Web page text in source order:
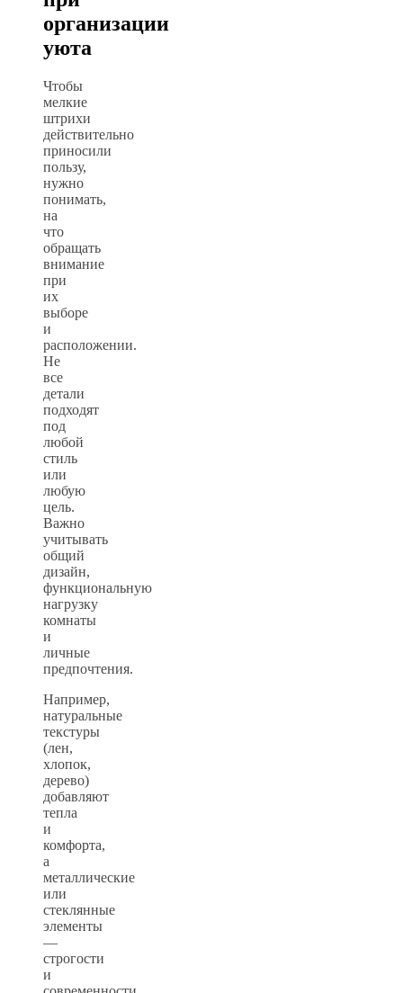
организации
уюта
Чтобы
мелкие
штрихи
действительно
приносили
пользу,
нужно
понимать,
на
что
обращать
внимание
при
их
выборе
и
расположении.
Не
все
детали
подходят
под
любой
стиль
или
любую
цель.
Важно
учитывать
общий
дизайн,
функциональную
нагрузку
комнаты
и
личные
предпочтения.
Например,
натуральные
текстуры
(лен,
хлопок,
дерево)
добавляют
тепла
и
комфорта,
а
металлические
или
стеклянные
элементы
—
строгости
и